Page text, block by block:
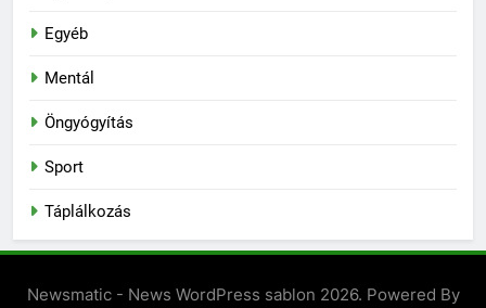
Egyéb
Mentál
Öngyógyítás
Sport
Táplálkozás
Newsmatic - News WordPress sablon 2026. Powered By